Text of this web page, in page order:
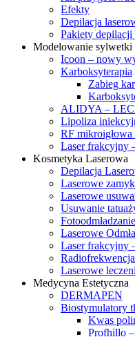
Efekty
Depilacja
Pakiety depilacji
Modelowanie sylwetki
Icoon – nowy
Karboksyterapia
Zabieg
ALIDYA –
Lipoliza
RF
Laser frakcyjny
Kosmetyka Laserowa
Depilacja
Laserowe
Laserowe
Usuwanie
Fotoodmładzanie
Laserowe
Laser frakcyjny
Laserowe
Medycyna Estetyczna
DERMAPEN
Biostymulatory
Kwas
Profhillo